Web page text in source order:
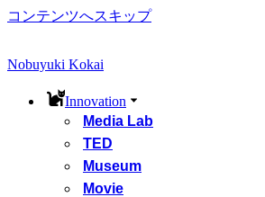
コンテンツへスキップ
Nobuyuki Kokai
Innovation
Media Lab
TED
Museum
Movie